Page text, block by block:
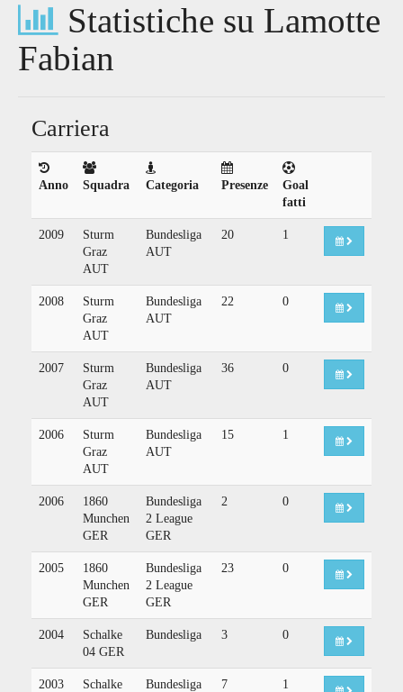
Statistiche su Lamotte
Fabian
Carriera
Anno Squadra Categoria Presenze
Goal
fatti
2009
Sturm
Graz
AUT
Bundesliga
AUT
20 1
2008
Sturm
Graz
AUT
Bundesliga
AUT
22 0
2007
Sturm
Graz
AUT
Bundesliga
AUT
36 0
2006
Sturm
Graz
AUT
Bundesliga
AUT
15 1
2006
1860
Munchen
GER
Bundesliga
2 League
GER
2 0
2005
1860
Munchen
GER
Bundesliga
2 League
GER
23 0
2004
Schalke
04 GER
Bundesliga 3 0
2003
Schalke
Bundesliga 7 1